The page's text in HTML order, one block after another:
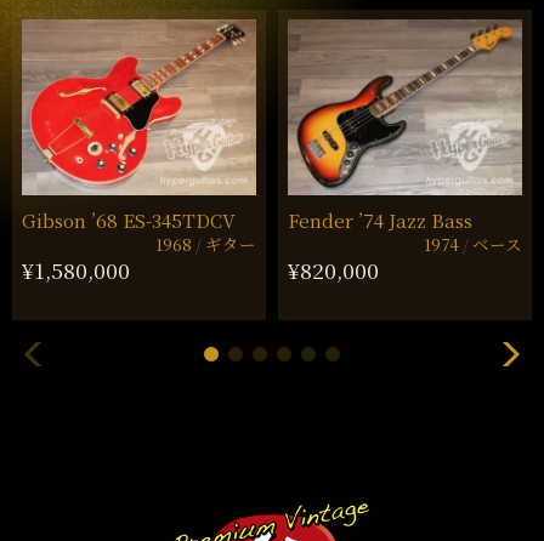
Gibson ’68 ES-345TDCV
1968 ギター
¥1,580,000
Fender ’74 Jazz Bass
1974 ベース
¥820,000